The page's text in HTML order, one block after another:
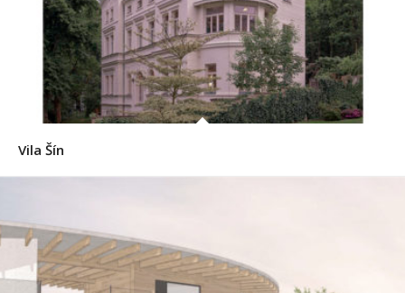
Vila Šín